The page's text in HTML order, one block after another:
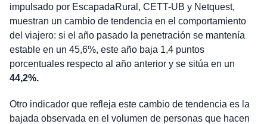
impulsado por EscapadaRural, CETT-UB y Netquest,
muestran un cambio de tendencia en el comportamiento
del viajero: si el año pasado la penetración se mantenía
estable en un 45,6%, este año baja 1,4 puntos
porcentuales respecto al año anterior y se sitúa en un
44,2%.
Otro indicador que refleja este cambio de tendencia es la
bajada observada en el volumen de personas que hacen